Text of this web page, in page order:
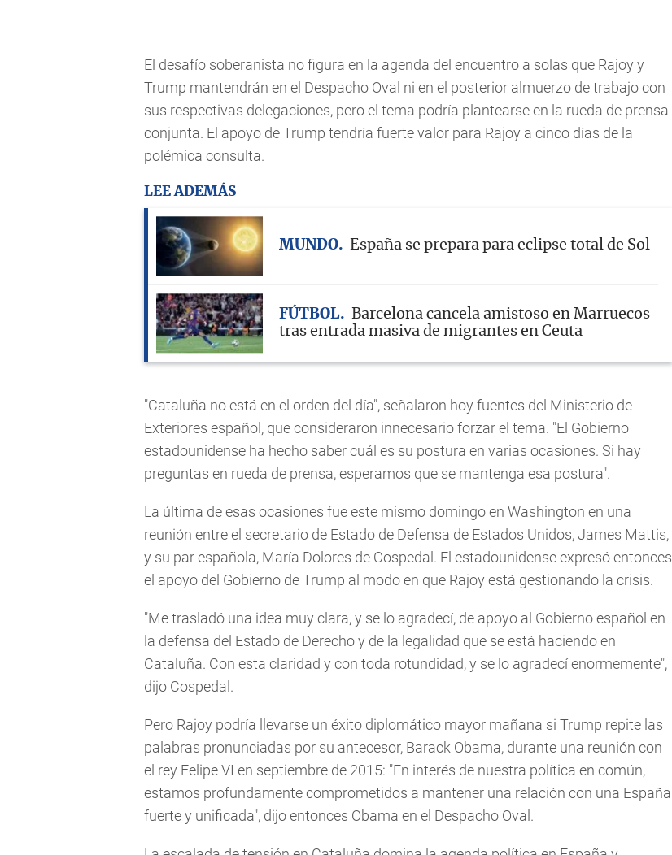
El desafío soberanista no figura en la agenda del encuentro a solas que Rajoy y
Trump mantendrán en el Despacho Oval ni en el posterior almuerzo de trabajo con
sus respectivas delegaciones, pero el tema podría plantearse en la rueda de prensa
conjunta. El apoyo de Trump tendría fuerte valor para Rajoy a cinco días de la
polémica consulta.
LEE ADEMÁS
MUNDO España se prepara para eclipse total de Sol
FÚTBOL
Barcelona cancela amistoso en Marruecos
tras entrada masiva de migrantes en Ceuta
"Cataluña no está en el orden del día", señalaron hoy fuentes del Ministerio de
Exteriores español, que consideraron innecesario forzar el tema. "El Gobierno
estadounidense ha hecho saber cuál es su postura en varias ocasiones. Si hay
preguntas en rueda de prensa, esperamos que se mantenga esa postura".
La última de esas ocasiones fue este mismo domingo en Washington en una
reunión entre el secretario de Estado de Defensa de Estados Unidos, James Mattis,
y su par española, María Dolores de Cospedal. El estadounidense expresó entonces
el apoyo del Gobierno de Trump al modo en que Rajoy está gestionando la crisis.
"Me trasladó una idea muy clara, y se lo agradecí, de apoyo al Gobierno español en
la defensa del Estado de Derecho y de la legalidad que se está haciendo en
Cataluña. Con esta claridad y con toda rotundidad, y se lo agradecí enormemente",
dijo Cospedal.
Pero Rajoy podría llevarse un éxito diplomático mayor mañana si Trump repite las
palabras pronunciadas por su antecesor, Barack Obama, durante una reunión con
el rey Felipe VI en septiembre de 2015: "En interés de nuestra política en común,
estamos profundamente comprometidos a mantener una relación con una España
fuerte y unificada", dijo entonces Obama en el Despacho Oval.